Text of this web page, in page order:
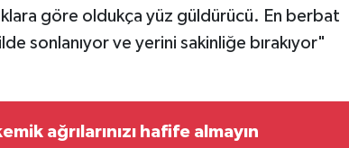
göre oldukça yüz güldürücü. En berbat
sonlanıyor ve yerini sakinliğe bırakıyor"
ağrılarınızı hafife almayın